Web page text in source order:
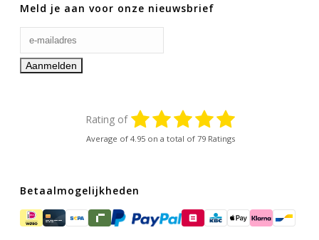
Meld je aan voor onze nieuwsbrief
Rating of
Average of 4.95 on a total of 79 Ratings
Betaalmogelijkheden